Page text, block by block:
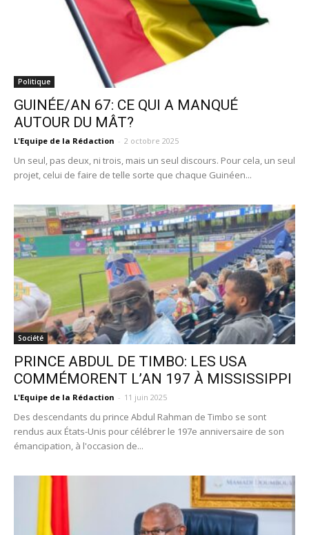
Politique
GUINÉE/AN 67: CE QUI A MANQUÉ
AUTOUR DU MÂT?
L'Equipe de la Rédaction - 2 octobre 2025
Un seul, pas deux, ni trois, mais un seul discours. Pour cela, un seul
projet, celui de faire de telle sorte que chaque Guinéen...
Société
PRINCE ABDUL DE TIMBO: LES USA
COMMÉMORENT L’AN 197 À MISSISSIPPI
L'Equipe de la Rédaction - 11 juin 2025
Des descendants du prince Abdul Rahman de Timbo se sont
rendus aux États-Unis pour célébrer le 197e anniversaire de son
émancipation, à l'occasion de...